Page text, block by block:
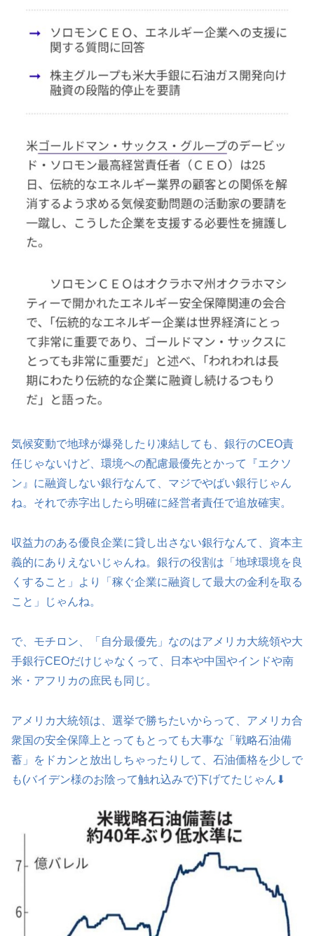
気候変動で地球が爆発したり凍結しても、銀行のCEO責
任じゃないけど、環境への配慮最優先とかって『エクソ
ン』に融資しない銀行なんて、マジでやばい銀行じゃん
ね。それで赤字出したら明確に経営者責任で追放確実。
収益力のある優良企業に貸し出さない銀行なんて、資本主
義的にありえないじゃんね。銀行の役割は「地球環境を良
くすること」より「稼ぐ企業に融資して最大の金利を取る
こと」じゃんね。
で、モチロン、「自分最優先」なのはアメリカ大統領や大
手銀行CEOだけじゃなくって、日本や中国やインドや南
米・アフリカの庶民も同じ。
アメリカ大統領は、選挙で勝ちたいからって、アメリカ合
衆国の安全保障上とってもとっても大事な「戦略石油備
蓄」をドカンと放出しちゃったりして、石油価格を少しで
も(バイデン様のお陰って触れ込みで)下げてたじゃん⬇